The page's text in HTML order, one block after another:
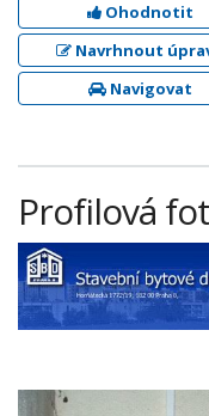
Ohodnotit
Navrhnout
Navigovat
Profilová